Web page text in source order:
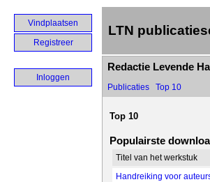
Vindplaatsen
Registreer
Inloggen
LTN
Redactie Levende
Publicaties Top 10
Top 10
Populairste
Titel van het werkstuk
Handreiking voor